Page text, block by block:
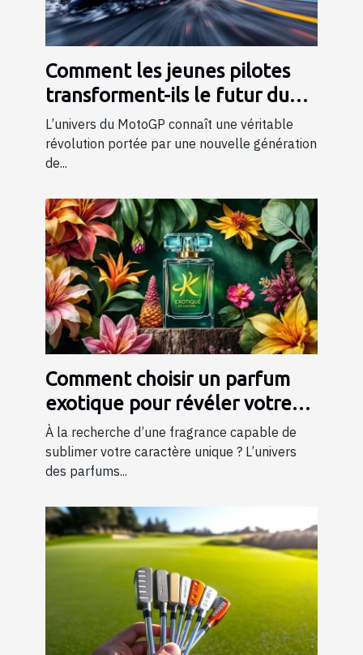
Comment les jeunes pilotes
transforment-ils le futur du
MotoGP ?
L’univers du MotoGP connaît une véritable
révolution portée par une nouvelle génération
de...
Comment choisir un parfum
exotique pour révéler votre
personnalité?
À la recherche d’une fragrance capable de
sublimer votre caractère unique ? L’univers
des parfums...